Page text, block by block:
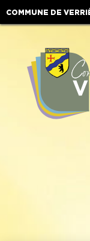
COMMUNE DE